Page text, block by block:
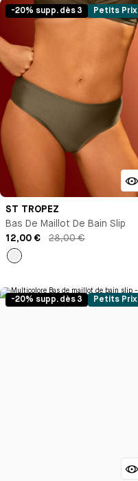
-20% supp. dès 3 Petits Prix
ST TROPEZ
Bas De Maillot De Bain Slip
12,00 €
28,00 €
empty
-20% supp. dès 3 Petits Prix